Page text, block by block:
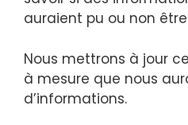
auraient pu ou non
Nous mettrons à jour
à mesure que nous
d’informations.